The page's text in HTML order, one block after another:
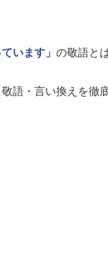
います」 の敬語と
語・言い換えを徹